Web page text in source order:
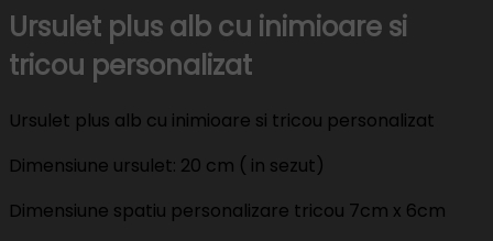
Ursulet plus alb cu inimioare si
tricou personalizat
Ursulet plus alb cu inimioare si tricou personalizat
Dimensiune ursulet: 20 cm ( in sezut)
Dimensiune spatiu personalizare tricou 7cm x 6cm